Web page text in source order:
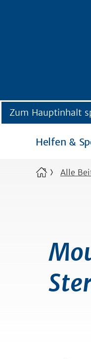
Zum Hauptinhalt
Helfen &
Alle